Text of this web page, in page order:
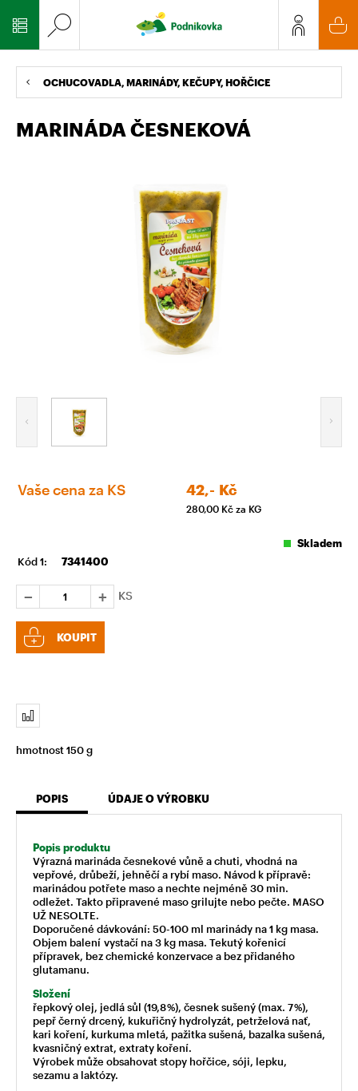
OCHUCOVADLA, MARINÁDY, KEČUPY, HOŘČICE
MARINÁDA ČESNEKOVÁ
Vaše cena za KS 42,- Kč
280,00 Kč za KG
Skladem
Kód 1:
7341400
KS
KOUPIT
hmotnost 150 g
POPIS ÚDAJE O VÝROBKU
Popis produktu
Výrazná marináda česnekové vůně a chuti, vhodná na
vepřové, drůbeží, jehněčí a rybí maso. Návod k přípravě:
marinádou potřete maso a nechte nejméně 30 min.
odležet. Takto připravené maso grilujte nebo pečte. MASO
UŽ NESOLTE.
Doporučené dávkování: 50-100 ml marinády na 1 kg masa.
Objem balení vystačí na 3 kg masa. Tekutý kořenicí
přípravek, bez chemické konzervace a bez přidaného
glutamanu.
Složení
řepkový olej, jedlá sůl (19,8 %), česnek sušený (max. 7 %),
pepř černý drcený, kukuřičný hydrolyzát, petrželová nať,
kari koření, kurkuma mletá, pažitka sušená, bazalka sušená,
kvasničný extrat, extraty koření.
Výrobek může obsahovat stopy hořčice, sóji, lepku,
sezamu a laktózy.